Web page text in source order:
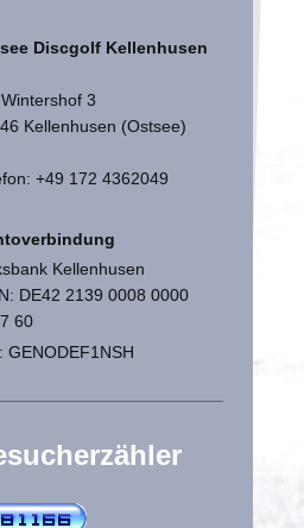
Discgolf Kellenhusen
3
Kellenhusen (Ostsee)
+49 172 4362049
Kellenhusen
DE42 2139 0008 0000
60
GENODEF1NSH